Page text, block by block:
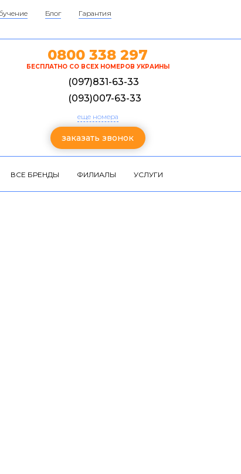
Блог
Гарантия
0800 338 297
БЕСПЛАТНО СО ВСЕХ НОМЕРОВ УКРАИНЫ
(097)831-63-33
(093)007-63-33
еще номера
заказать звонок
ВСЕ БРЕНДЫ ФИЛИАЛЫ УСЛУГИ